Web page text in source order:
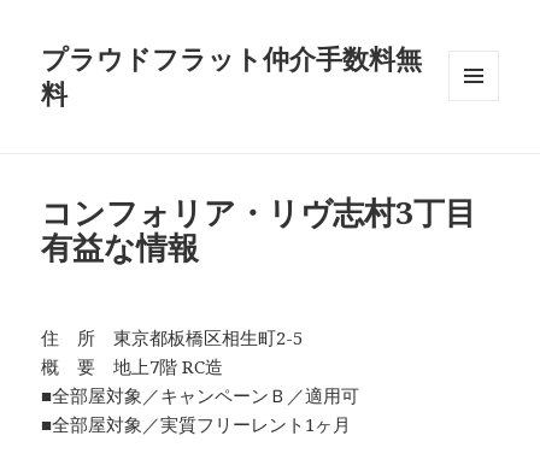
プラウドフラット仲介手数料無
料
コンフォリア・リヴ志村3丁目
有益な情報
住 所 東京都板橋区相生町2-5
概 要 地上7階 RC造
■全部屋対象／キャンペーンＢ／適用可
■全部屋対象／実質フリーレント1ヶ月